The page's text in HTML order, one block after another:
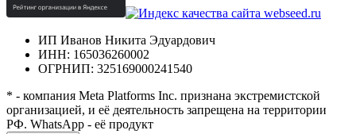
ИП Иванов Никита Эдуардович
ИНН: 165036260002
ОГРНИП: 325169000241540
* - компания Meta Platforms Inc. признана экстремистской
организацией, и её деятельность запрещена на территории
РФ. WhatsApp - её продукт